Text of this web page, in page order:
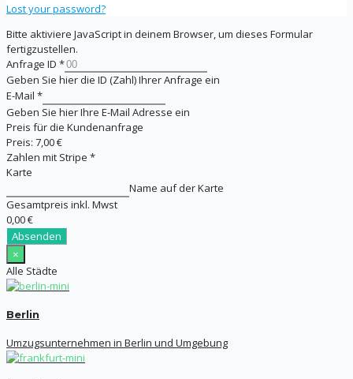
Lost your password?
Bitte aktiviere JavaScript in deinem Browser, um dieses Formular
fertigzustellen.
Anfrage ID *
Geben Sie hier die ID (Zahl) Ihrer Anfrage ein
E-Mail *
Geben Sie hier Ihre E-Mail Adresse ein
Preis für die Kundenanfrage
Preis: 7,00 €
Zahlen mit Stripe *
Karte
Name auf der Karte
Gesamtpreis inkl. Mwst
0,00 €
Absenden
×
Alle Städte
Berlin
Umzugsunternehmen in Berlin und Umgebung